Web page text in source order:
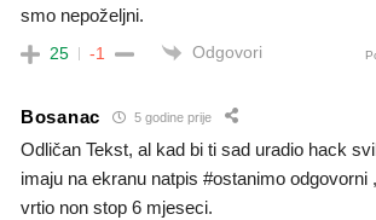
smo nepoželjni.
25 -1 Odgovori
Bosanac 5 godine prije
Odličan Tekst, al kad bi ti sad uradio hack
imaju na ekranu natpis #ostanimo
vrtio non stop 6 mjeseci.